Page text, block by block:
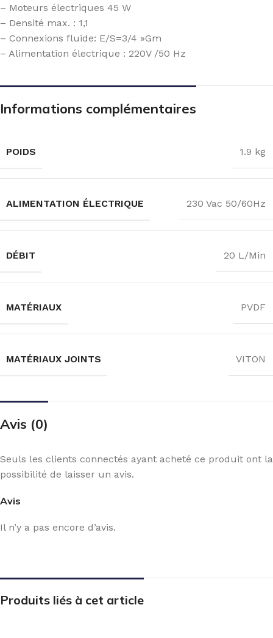
– Moteurs électriques 45 W
– Densité max. : 1,1
– Connexions fluide: E/S=3/4 »Gm
– Alimentation électrique : 220V /50 Hz
Informations complémentaires
POIDS 1.9 kg
ALIMENTATION ÉLECTRIQUE 230 Vac 50/60Hz
DÉBIT 20 L/Min
MATÉRIAUX PVDF
MATÉRIAUX JOINTS VITON
Avis (0)
Avis
Il n’y a pas encore d’avis.
Seuls les clients connectés ayant acheté ce produit ont la
possibilité de laisser un avis.
Produits liés à cet article